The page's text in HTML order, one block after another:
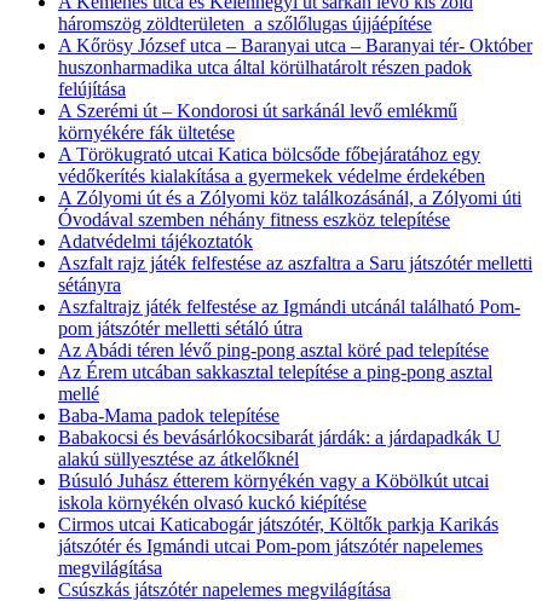
háromszög zöldterületen a szőlőlugas újjáépítése
A Kőrösy József utca – Baranyai utca – Baranyai tér- Október
huszonharmadika utca által körülhatárolt részen padok
felújítása
A Szerémi út – Kondorosi út sarkánál levő emlékmű
környékére fák ültetése
A Törökugrató utcai Katica bölcsőde főbejáratához egy
védőkerítés kialakítása a gyermekek védelme érdekében
A Zólyomi út és a Zólyomi köz találkozásánál, a Zólyomi úti
Óvodával szemben néhány fitness eszköz telepítése
Adatvédelmi tájékoztatók
Aszfalt rajz játék felfestése az aszfaltra a Saru játszótér melletti
sétányra
Aszfaltrajz játék felfestése az Igmándi utcánál található Pom-
pom játszótér melletti sétáló útra
Az Abádi téren lévő ping-pong asztal köré pad telepítése
Az Érem utcában sakkasztal telepítése a ping-pong asztal
mellé
Baba-Mama padok telepítése
Babakocsi és bevásárlókocsibarát járdák: a járdapadkák U
alakú süllyesztése az átkelőknél
Búsuló Juhász étterem környékén vagy a Köbölkút utcai
iskola környékén olvasó kuckó kiépítése
Cirmos utcai Katicabogár játszótér, Költők parkja Karikás
játszótér és Igmándi utcai Pom-pom játszótér napelemes
megvilágítása
Csúszkás játszótér napelemes megvilágítása